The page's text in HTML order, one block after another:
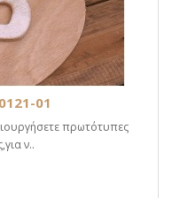
01
πρωτότυπες
ν..